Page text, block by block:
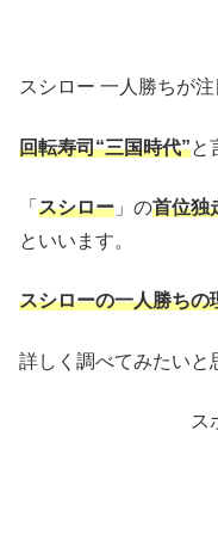
スシロー 一人勝ちが注
回転寿司“三国時代”と
「 スシロー 」の首位独
といいます。
スシローの一人勝ちの
詳しく調べてみたいと
ス